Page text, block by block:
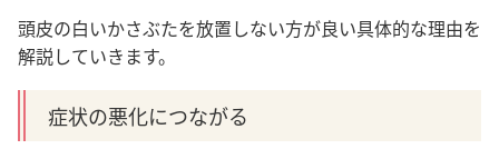
頭皮の白いかさぶたを放置しない方が良い具体的な理由を
解説していきます。
症状の悪化につながる